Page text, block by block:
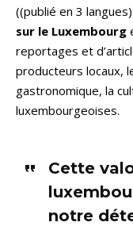
((publié en 3
sur le Luxembourg
reportages et
producteurs locaux,
gastronomique, la
luxembourgeoises.
Cette
notre